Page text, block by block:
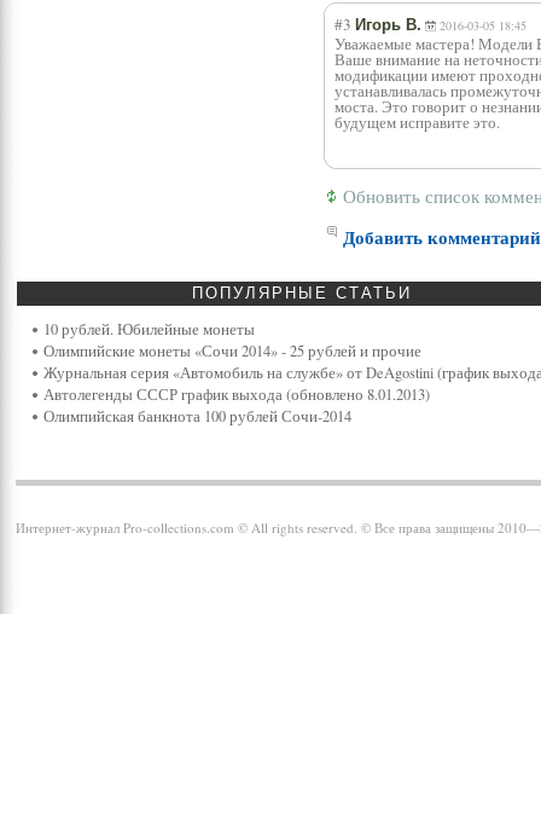
#3 Игорь В. 2016-03-05 18:45
Уважаемые мастера! Модели
Ваше внимание на
модификации имеют
устанавливалась
моста. Это говорит о
будущем исправите это.
Обновить список
Добавить комментарий
ПОПУЛЯРНЫЕ СТАТЬИ
10 рублей. Юбилейные монеты
Олимпийские монеты «Сочи 2014» - 25 рублей и прочие
Журнальная серия «Автомобиль на службе» от DeAgostini (график
Автолегенды СССР график выхода (обновлено 8.01.2013)
Олимпийская банкнота 100 рублей Сочи-2014
Интернет-журнал Pro-collections.com © All rights reserved. © Все права защищены